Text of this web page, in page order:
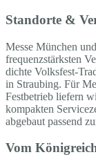
Standorte &
Messe München
frequenzstärksten
dichte Volksfest-
in Straubing. Für
Festbetrieb liefern
kompakten
abgebaut passend
Vom